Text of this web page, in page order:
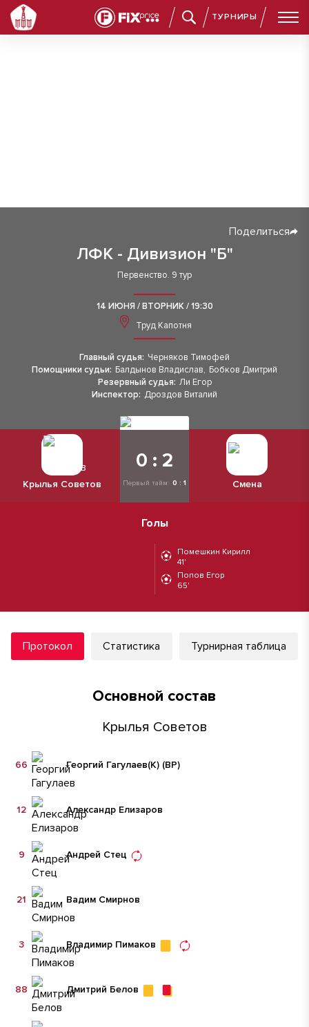
ТУРНИРЫ
ЛФК - Дивизион "Б"
Поделиться
Первенство. 9 тур
14 ИЮНЯ / ВТОРНИК / 19:30
Труд Капотня
Главный судья: Черняков Тимофей
Помощники судьи: Балдынов Владислав, Бобков Дмитрий
Резервный судья: Ли Егор
Инспектор: Дроздов Виталий
Крылья Советов
0 : 2
Первый тайм: 0 : 1 Смена
Голы
Помешкин Кирилл
41'
Попов Егор
65'
Протокол Статистика Турнирная таблица
Основной состав
Крылья Советов
Георгий Гагулаев(К) (ВР)
66
Александр Елизаров
12
Андрей Стец
9
Вадим Смирнов
21
Владимир Пимаков
3
Дмитрий Белов
88